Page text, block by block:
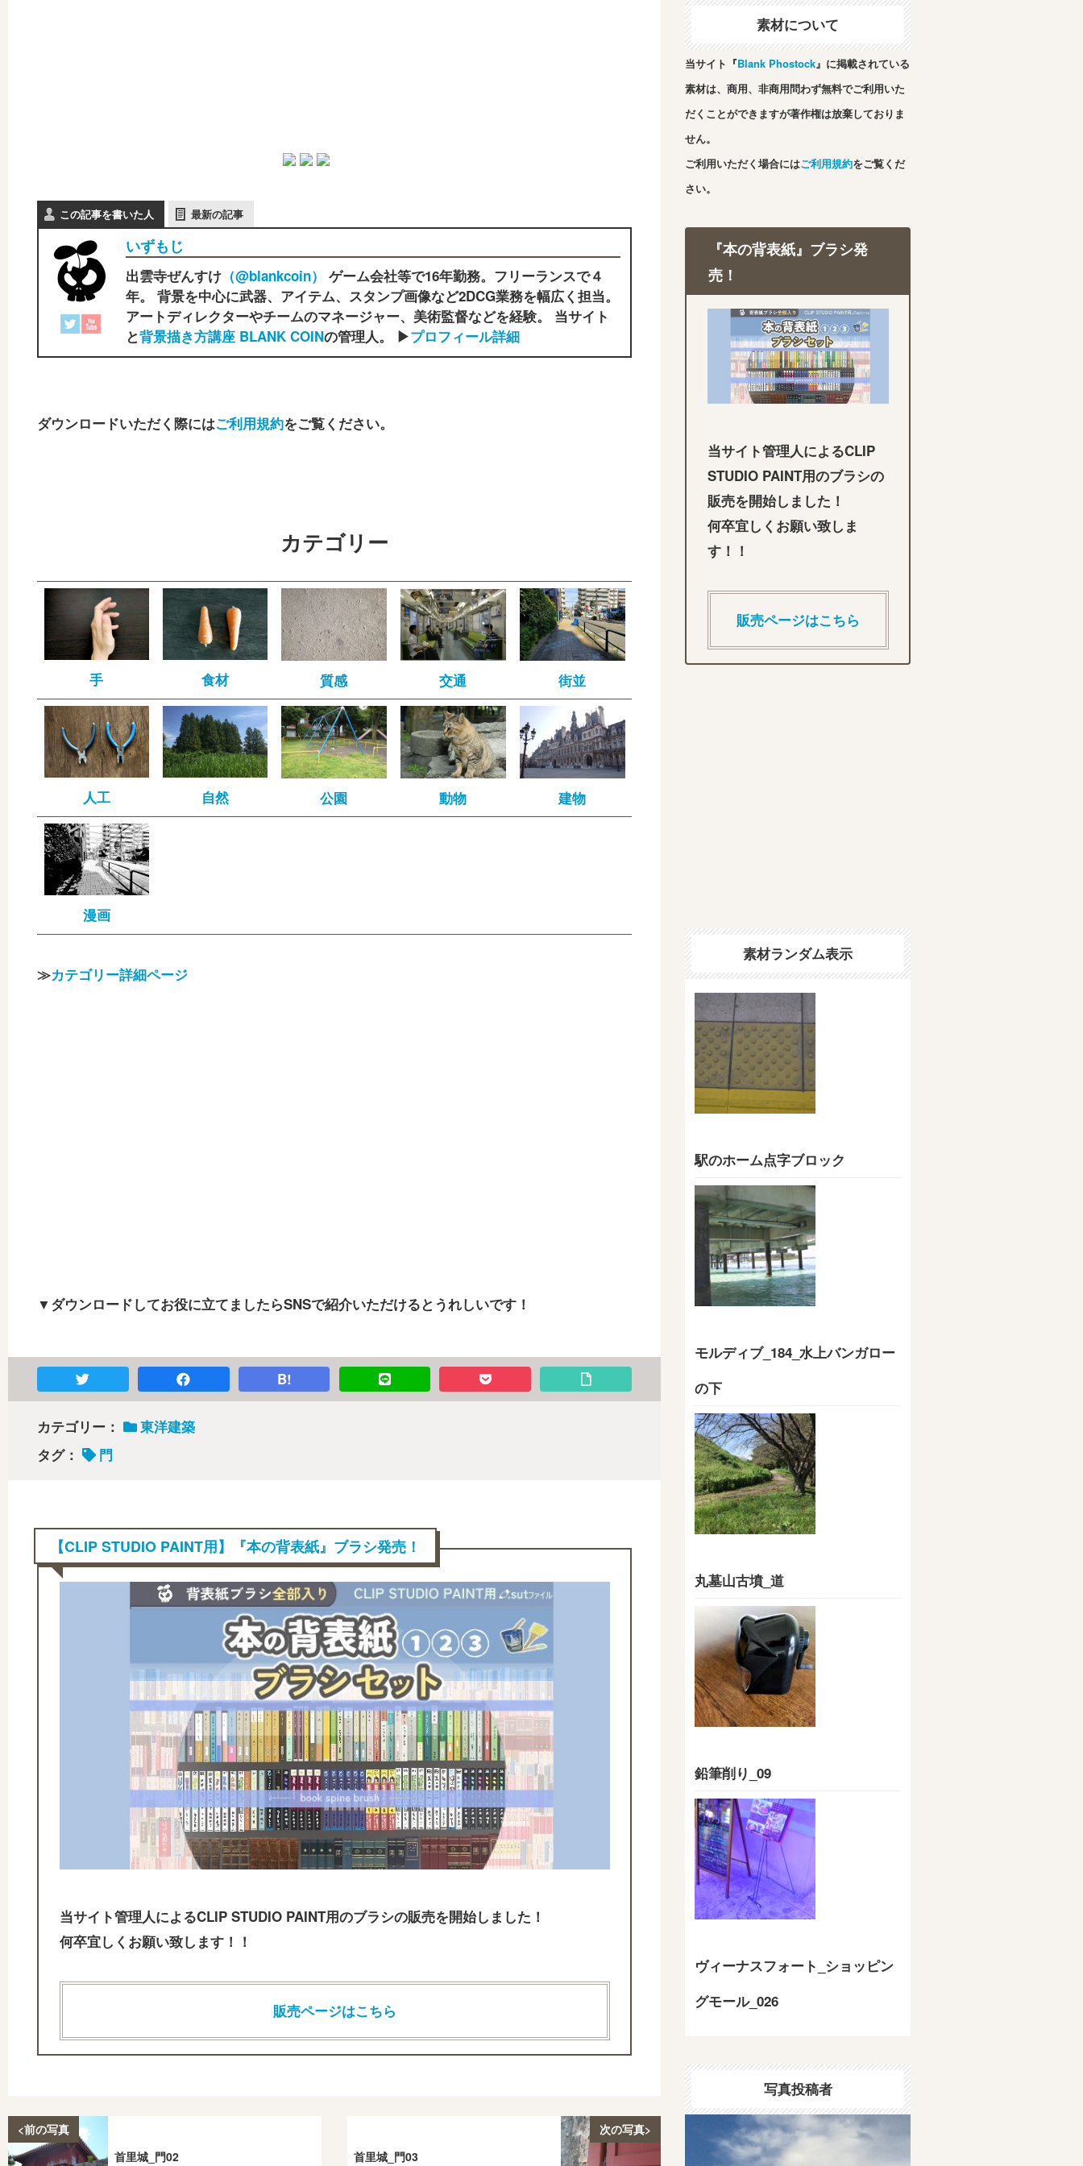
この記事を書いた人 最新の記事
いずもじ
出雲寺ぜんすけ （‎@blankcoin）
ゲーム会社等で16年勤務。フリーランスで４
年。 背景を中心に武器、アイテム、スタンプ画像など2DCG業務を幅広く担当。
アートディレクターやチームのマネージャー、美術監督などを経験。 当サイト
と背景描き方講座 BLANK COINの管理人。 ▶プロフィール詳細
ダウンロードいただく際にはご利用規約をご覧ください。
カテゴリー
手 食材 質感 交通 街並
人工 自然 公園 動物 建物
漫画
≫カテゴリー詳細ページ
▼ダウンロードしてお役に立てましたらSNSで紹介いただけるとうれしいです！
B!
カテゴリー：
東洋建築
タグ：
門
【CLIP STUDIO PAINT用】『本の背表紙』ブラシ発売！
当サイト管理人によるCLIP STUDIO PAINT用のブラシの販売を開始しました！
何卒宜しくお願い致します！！
販売ページはこちら
<前の写真
首里城_門02
次の写真>
首里城_門03
素材について
当サイト『Blank Phostock』に掲載されている
素材は、商用、非商用問わず無料でご利用いた
だくことができますが著作権は放棄しておりま
せん。
ご利用いただく場合にはご利用規約をご覧くだ
さい。
『本の背表紙』ブラシ発
売！
当サイト管理人によるCLIP
STUDIO PAINT用のブラシの
販売を開始しました！
何卒宜しくお願い致しま
す！！
販売ページはこちら
素材ランダム表示
駅のホーム点字ブロック
モルディブ_184_水上バンガロー
の下
丸墓山古墳_道
鉛筆削り_09
ヴィーナスフォート_ショッピン
グモール_026
写真投稿者